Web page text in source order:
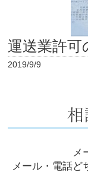
運送業許可
2019/9/9
メ
メール・電話ど